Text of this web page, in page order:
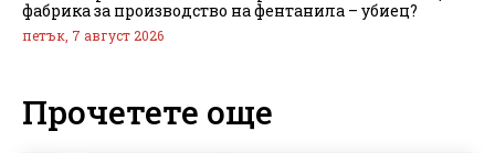
фабрика за производство на фентанила – убиец?
петък, 7 август 2026
Прочетете още